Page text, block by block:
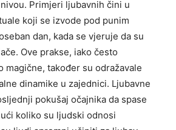
Primjeri ljubavnih čini u
koji se izvode pod punim
dan, kada se vjeruje da su
Ove prakse, iako često
magične, također su odražavale
dinamike u zajednici. Ljubavne
pokušaj očajnika da spase
koliko su ljudski odnosi